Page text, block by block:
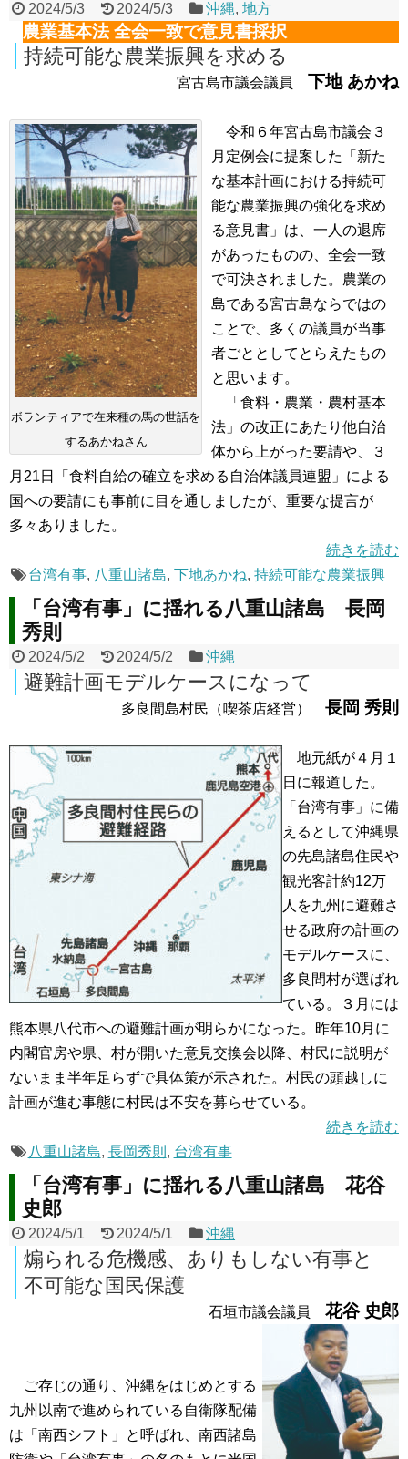
2024/5/3 2024/5/3 沖縄,地方
農業基本法 全会一致で意見書採択
持続可能な農業振興を求める
宮古島市議会議員 下地 あかね
ボランティアで在来種の馬の世話を
するあかねさん
令和６年宮古島市議会３
月定例会に提案した「新た
な基本計画における持続可
能な農業振興の強化を求め
る意見書」は、一人の退席
があったものの、全会一致
で可決されました。農業の
島である宮古島ならではの
ことで、多くの議員が当事
者ごととしてとらえたもの
と思います。
「食料・農業・農村基本
法」の改正にあたり他自治
体から上がった要請や、３
月21日「食料自給の確立を求める自治体議員連盟」による
国への要請にも事前に目を通しましたが、重要な提言が
多々ありました。
続きを読む
台湾有事, 八重山諸島, 下地あかね, 持続可能な農業振興
「台湾有事」に揺れる八重山諸島 長岡
秀則
2024/5/2 2024/5/2 沖縄
避難計画モデルケースになって
多良間島村民（喫茶店経営） 長岡 秀則
地元紙が４月１
日に報道した。
「台湾有事」に備
えるとして沖縄県
の先島諸島住民や
観光客計約12万
人を九州に避難さ
せる政府の計画の
モデルケースに、
多良間村が選ばれ
ている。３月には
熊本県八代市への避難計画が明らかになった。昨年10月に
内閣官房や県、村が開いた意見交換会以降、村民に説明が
ないまま半年足らずで具体策が示された。村民の頭越しに
計画が進む事態に村民は不安を募らせている。
続きを読む
八重山諸島, 長岡秀則 , 台湾有事
「台湾有事」に揺れる八重山諸島 花谷
史郎
2024/5/1 2024/5/1 沖縄
煽られる危機感、ありもしない有事と
不可能な国民保護
石垣市議会議員 花谷 史郎
ご存じの通り、沖縄をはじめとする
九州以南で進められている自衛隊配備
は「南西シフト」と呼ばれ、南西諸島